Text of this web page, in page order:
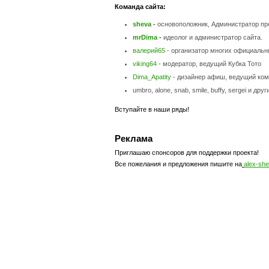
Команда сайта:
sheva - основоположник, Администратор
mrDima - идеолог и администратор сайта.
валерий65 - организатор многих
viking64 - модератор, ведущий Кубка Тото
Dima_Apatity - дизайнер афиш, ведущий
umbro, alone, snab, smile, buffy, sergei и
Вступайте в наши ряды!
Реклама
Приглашаю спонсоров для поддержки проекта!
Все пожелания и предложения пишите на alex-